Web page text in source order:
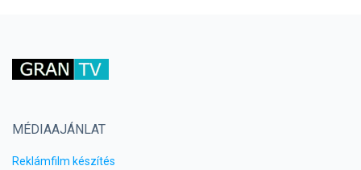
MÉDIAAJÁNLAT
Reklámfilm készítés